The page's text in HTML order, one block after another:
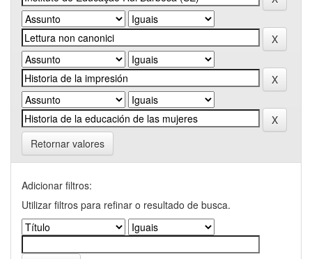
Retornar valores
Adicionar filtros:
Utilizar filtros para refinar o resultado de busca.